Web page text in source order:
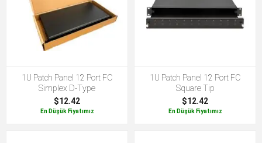
1U Patch Panel 12 Port FC
Simplex D-Type
$12.42
En Düşük Fiyatımız
1U Patch Panel 12 Port FC
Square Tip
$12.42
En Düşük Fiyatımız